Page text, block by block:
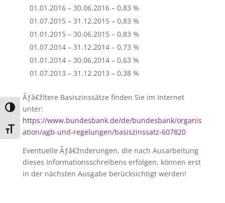
Umschalten auf hohe Kontraste
Schrift vergrößern
01.01.2016 – 30.06.2016 – 0,83 %
01.07.2015 – 31.12.2015 – 0,83 %
01.01.2015 – 30.06.2015 – 0,83 %
01.07.2014 – 31.12.2014 – 0,73 %
01.01.2014 – 30.06.2014 – 0,63 %
01.07.2013 – 31.12.2013 – 0,38 %
Ãƒâ€žltere Basiszinssätze finden Sie im Internet
unter:
https://www.bundesbank.de/de/bundesbank/organis
ation/agb-und-regelungen/basiszinssatz-607820
Eventuelle Ãƒâ€žnderungen, die nach Ausarbeitung
dieses Informationsschreibens erfolgen, können erst
in der nächsten Ausgabe berücksichtigt werden!